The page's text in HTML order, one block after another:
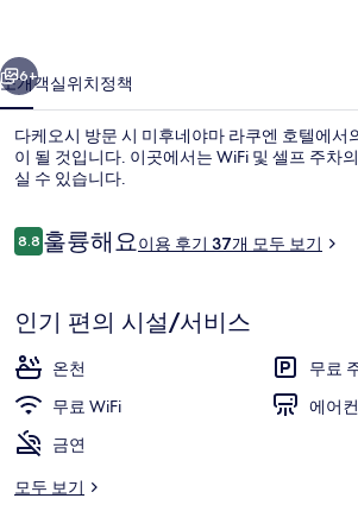
엔
호
텔
의
사
진
러
리
6+
소개객실위치정책
다케오시 방문 시 미후네야마 라쿠엔 호텔에서
이 될 것입니다. 이곳에서는 WiFi 및 셀프 주차
실 수 있습니다.
이
용
기
8.810점 만점 중 8.8점.
훌륭해요이용 후기 37개 모두 보기
인기 편의 시설/서비스
온천
무료
무료 WiFi
에어컨
금연
모두 보기